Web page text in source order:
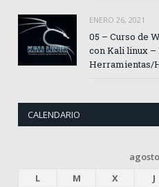
ENERO 26, 2021
05 – Curso de
con Kali linux –
Herramientas/
CALENDARIO
L
M X J